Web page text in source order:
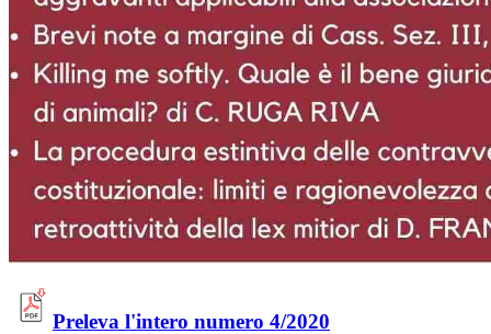
Preleva l'intero numero 4/2020